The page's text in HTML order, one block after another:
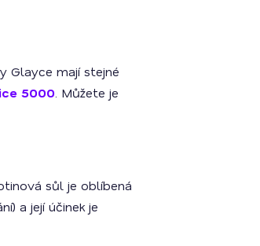
Glayce mají stejné
5000 . Můžete je
sůl je oblíbená
a její účinek je